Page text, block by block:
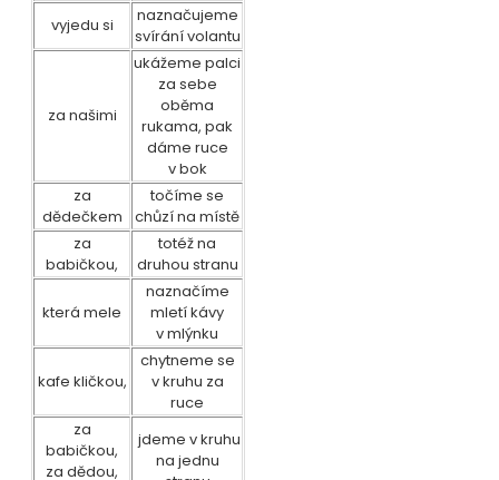
vyjedu si
naznačujeme
svírání volantu
za našimi
ukážeme palci
za sebe
oběma
rukama, pak
dáme ruce
v bok
za
dědečkem
točíme se
chůzí na místě
za
babičkou,
totéž na
druhou stranu
která mele
naznačíme
mletí kávy
v mlýnku
kafe kličkou,
chytneme se
v kruhu za
ruce
za
babičkou,
za dědou,
jdeme v kruhu
na jednu